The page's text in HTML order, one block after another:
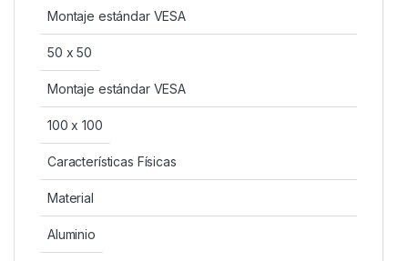
Montaje estándar VESA
50 x 50
Montaje estándar VESA
100 x 100
Características Físicas
Material
Aluminio